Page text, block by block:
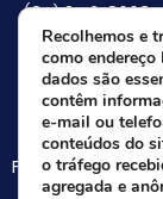
(85) 3512-8668
(85) 9 8165-
E-mail:
Fale agora com
Recolhemos e
como endereço
dados são
contêm
e-mail ou
conteúdos do
o tráfego
agregada e